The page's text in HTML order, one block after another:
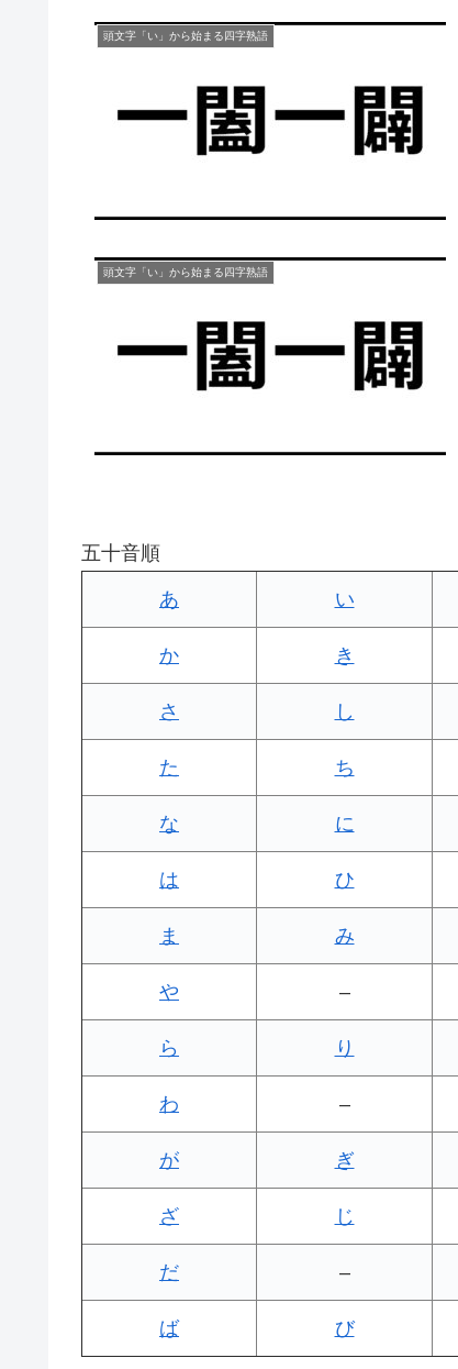
頭文字「い」から始まる四字熟語
頭文字「い」から始まる四字熟語
五十音順
あ い
か き
さ し
た ち
な に
は ひ
ま み
や –
ら り
わ –
が ぎ
ざ じ
だ –
ば び